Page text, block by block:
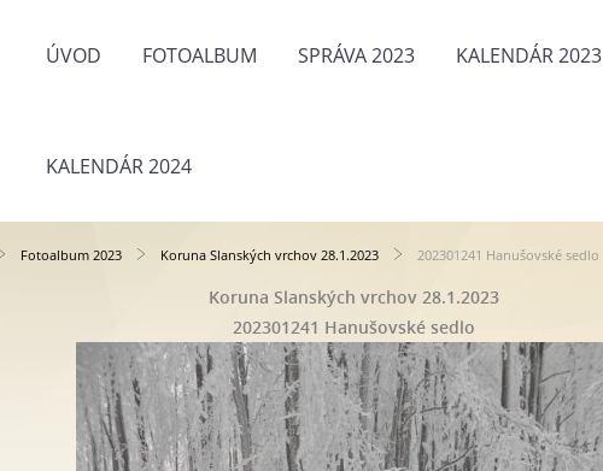
ÚVOD FOTOALBUM SPRÁVA 2023 KALENDÁR 2023
KALENDÁR 2024
Fotoalbum 2023 Koruna Slanských vrchov 28.1.2023 202301241 Hanušovské sedlo
Koruna Slanských vrchov 28.1.2023
202301241 Hanušovské sedlo